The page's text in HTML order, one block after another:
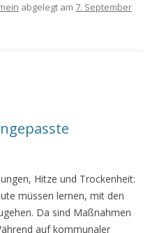
abgelegt am 7. September
Hitze und Trockenheit:
müssen lernen, mit den
Da sind Maßnahmen
auf kommunaler